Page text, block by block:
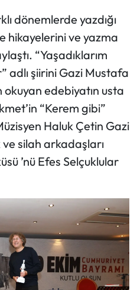
dönemlerde yazdığı
hikayelerini ve yazma
“Yaşadıklarım
adlı şiirini Gazi Mustafa
edebiyatın usta
“Kerem gibi”
Haluk Çetin Gazi
silah arkadaşları
’nü Efes Selçuklular